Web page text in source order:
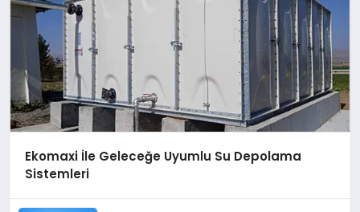
Ekomaxi İle Geleceğe Uyumlu Su Depolama
Sistemleri